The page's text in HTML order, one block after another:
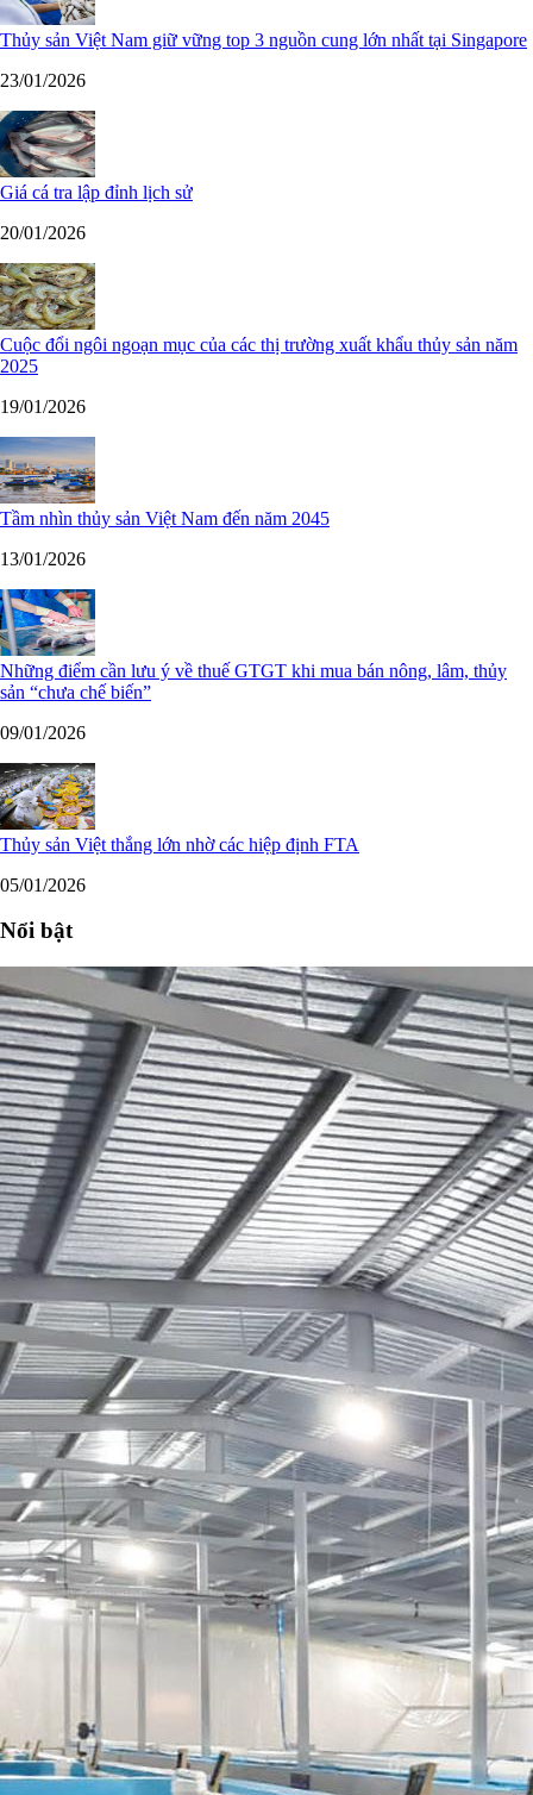
Thủy sản Việt Nam giữ vững top 3 nguồn cung lớn nhất tại Singapore
23/01/2026
Giá cá tra lập đỉnh lịch sử
20/01/2026
Cuộc đổi ngôi ngoạn mục của các thị trường xuất khẩu thủy sản năm
2025
19/01/2026
Tầm nhìn thủy sản Việt Nam đến năm 2045
13/01/2026
Những điểm cần lưu ý về thuế GTGT khi mua bán nông, lâm, thủy
sản “chưa chế biến”
09/01/2026
Thủy sản Việt thắng lớn nhờ các hiệp định FTA
05/01/2026
Nổi bật